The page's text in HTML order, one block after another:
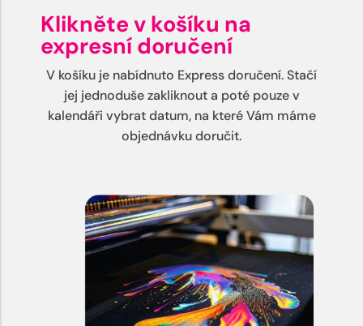
Klikněte v košíku na
expresní doručení
V košíku je nabídnuto Express doručení. Stačí
jej jednoduše zakliknout a poté pouze v
kalendáři vybrat datum, na které Vám máme
objednávku doručit.